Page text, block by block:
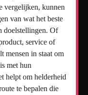
vergelijken, kunnen
van wat het beste
doelstellingen. Of
service of
mensen in staat om
met hun
helpt om helderheid
te bepalen die